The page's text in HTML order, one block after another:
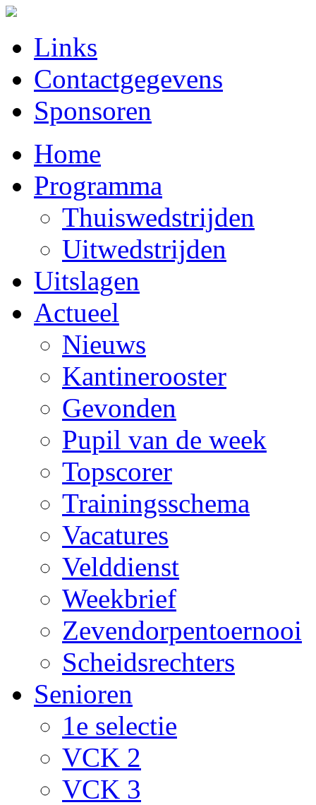
Links
Contactgegevens
Sponsoren
Home
Programma
Thuiswedstrijden
Uitwedstrijden
Uitslagen
Actueel
Nieuws
Kantinerooster
Gevonden
Pupil van de week
Topscorer
Trainingsschema
Vacatures
Velddienst
Weekbrief
Zevendorpentoernooi
Scheidsrechters
Senioren
1e selectie
VCK 2
VCK 3